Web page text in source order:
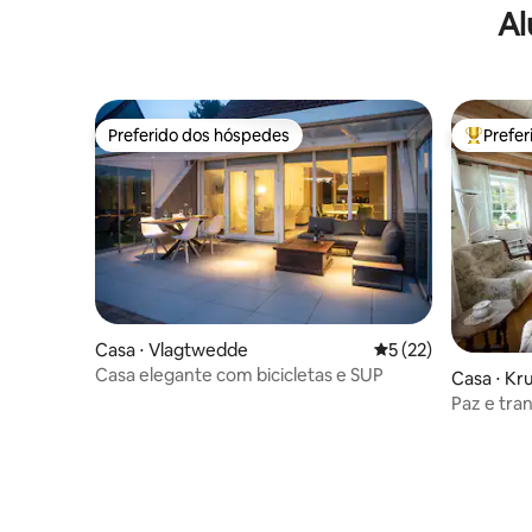
Preferido dos hóspedes
Preferido dos hóspedes
Casa ⋅ Vlagtwedde 5 de uma
5 (22)
Casa elegante com bicicletas e SUP
Entre
Casa ⋅
Paz e